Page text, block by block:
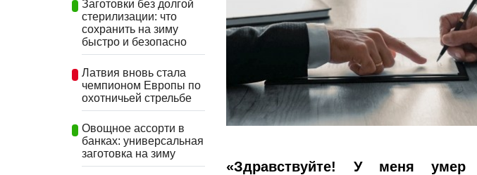
Заготовки без долгой
стерилизации: что
сохранить на зиму
быстро и безопасно
Латвия вновь стала
чемпионом Европы по
охотничьей стрельбе
Овощное ассорти в
банках: универсальная
заготовка на зиму
«Здравствуйте! У меня